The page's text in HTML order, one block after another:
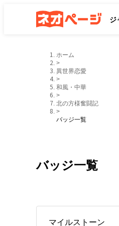
ジ
ホーム
>
異世界恋愛
>
和風・中華
>
北の方様奮闘記
>
バッジ一覧
バッジ一覧
マイルストーン